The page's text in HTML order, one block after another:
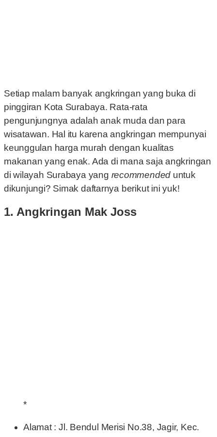
Setiap malam banyak angkringan yang buka di
pinggiran Kota Surabaya. Rata-rata
pengunjungnya adalah anak muda dan para
wisatawan. Hal itu karena angkringan mempunyai
keunggulan harga murah dengan kualitas
makanan yang enak. Ada di mana saja angkringan
di wilayah Surabaya yang recommended untuk
dikunjungi? Simak daftarnya berikut ini yuk!
1. Angkringan Mak Joss
*
Alamat : Jl. Bendul Merisi No.38, Jagir, Kec.